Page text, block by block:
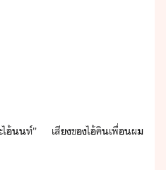
ะ​ไ้​ท์​”​ ​เสี​ข​ไ้​คิ​เพื่​ผ​